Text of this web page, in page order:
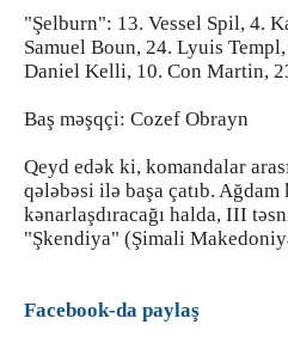
"Şelburn": 13. Vessel Spil, 4.
Samuel Boun, 24. Lyuis
Daniel Kelli, 10. Con Martin,
Baş məşqçi: Cozef Obrayn
Qeyd edək ki, komandalar
qələbəsi ilə başa çatıb.
kənarlaşdıracağı halda, III
"Şkendiya" (Şimali
Facebook-da paylaş